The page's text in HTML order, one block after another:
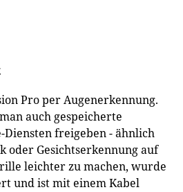
Pro per Augenerkennung.
auch gespeicherte
freigeben - ähnlich
oder Gesichtserkennung auf
leichter zu machen, wurde
und ist mit einem Kabel